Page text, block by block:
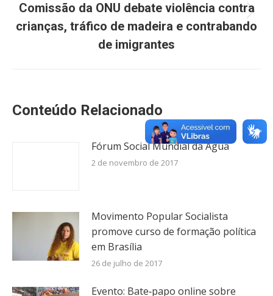
Próximo
post:
Comissão da ONU debate violência contra
crianças, tráfico de madeira e contrabando
de imigrantes
Conteúdo Relacionado
Fórum Social Mundial da Agua
2 de novembro de 2017
Movimento Popular Socialista
promove curso de formação política
em Brasília
26 de julho de 2017
Evento: Bate‐papo online sobre